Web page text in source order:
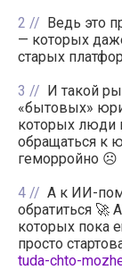
2
Ведь это
— которых
старых
3
И такой
«бытовых»
которых люди
обращаться к
геморройно ☹️
4
А к ИИ-
обратиться 🚀
которых пока
просто
tuda-chto-